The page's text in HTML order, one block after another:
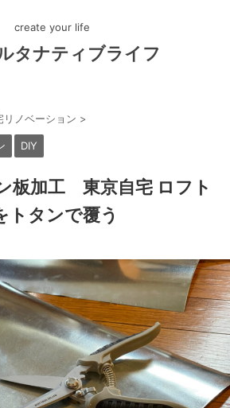
create your life
タナティブライフ
リノベーション >
DIY
板加工 東京自宅 ロフト
トタンで覆う